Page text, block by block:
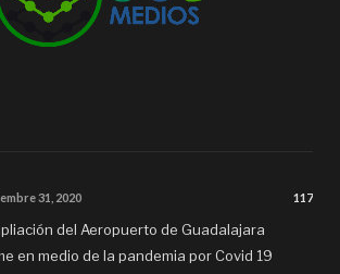
31, 2020 117
del Aeropuerto de Guadalajara
en medio de la pandemia por Covid 19